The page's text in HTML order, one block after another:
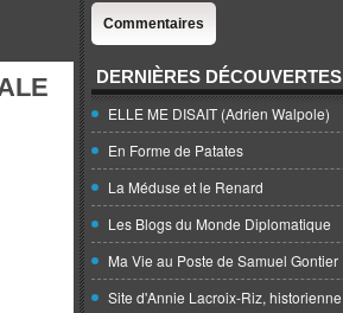
Commentaires
DERNIÈRES DÉCOUVERTES
ELLE ME DISAIT (Adrien Walpole)
En Forme de Patates
La Méduse et le Renard
Les Blogs du Monde Diplomatique
Ma Vie au Poste de Samuel Gontier
Site d'Annie Lacroix-Riz, historienne